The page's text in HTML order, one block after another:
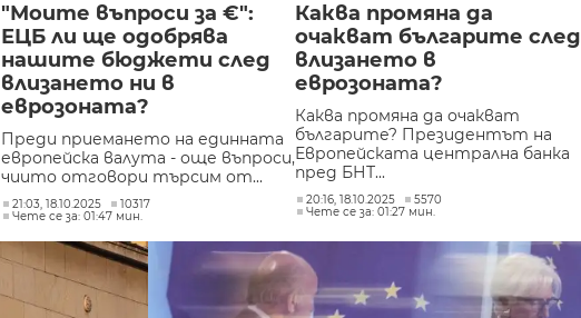
"Моите въпроси за €":
ЕЦБ ли ще одобрява
нашите бюджети след
влизането ни в
еврозоната?
Преди приемането на единната
европейска валута - още въпроси,
чиито отговори търсим от...
21:03, 18.10.2025
10317
Чете се за: 01:47 мин.
Каква промяна да
очакват българите след
влизането в
еврозоната?
Каква промяна да очакват
българите? Президентът на
Европейската централна банка
пред БНТ...
20:16, 18.10.2025
5570
Чете се за: 01:27 мин.